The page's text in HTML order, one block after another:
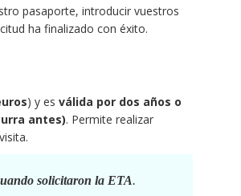
pasaporte, introducir vuestros
ha finalizado con éxito.
) y esválida por dos años o
antes). Permite realizar
solicitaron la ETA.